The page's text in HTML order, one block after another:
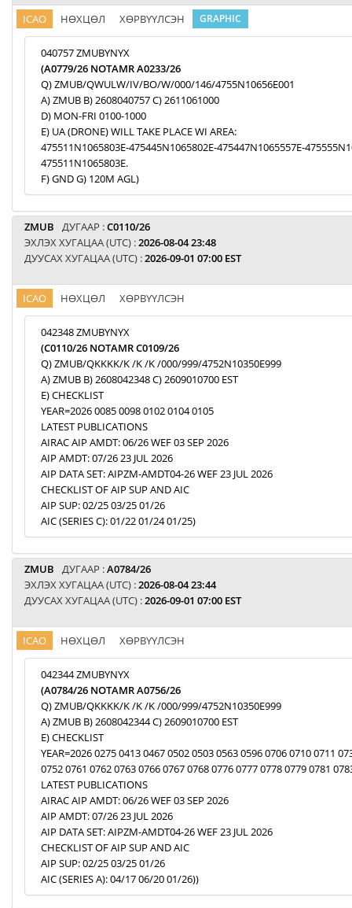
ICAO НӨХЦӨЛ ХӨРВҮҮЛСЭН GRAPHIC
040757 ZMUBYNYX
(A0779/26 NOTAMR A0233/26
Q) ZMUB/QWULW/IV/BO/W/000/146/4755N10656E001
A) ZMUB B) 2608040757 C) 2611061000
D) MON-FRI 0100-1000
E) UA (DRONE) WILL TAKE PLACE WI AREA:
475511N1065803E-475445N1065802E-475447N1065557E-
475511N1065803E.
F) GND G) 120M AGL)
ZMUB ДУГААР :C0110/26
ЭХЛЭХ ХУГАЦАА (UTC) :2026-08-04 23:48
ДУУСАХ ХУГАЦАА (UTC) :2026-09-01 07:00 EST
ICAO НӨХЦӨЛ ХӨРВҮҮЛСЭН
042348 ZMUBYNYX
(C0110/26 NOTAMR C0109/26
Q) ZMUB/QKKKK/K /K /K /000/999/4752N10350E999
A) ZMUB B) 2608042348 C) 2609010700 EST
E) CHECKLIST
YEAR=2026 0085 0098 0102 0104 0105
LATEST PUBLICATIONS
AIRAC AIP AMDT: 06/26 WEF 03 SEP 2026
AIP AMDT: 07/26 23 JUL 2026
AIP DATA SET: AIPZM-AMDT04-26 WEF 23 JUL 2026
CHECKLIST OF AIP SUP AND AIC
AIP SUP: 02/25 03/25 01/26
AIC (SERIES C): 01/22 01/24 01/25)
ZMUB ДУГААР :A0784/26
ЭХЛЭХ ХУГАЦАА (UTC) :2026-08-04 23:44
ДУУСАХ ХУГАЦАА (UTC) :2026-09-01 07:00 EST
ICAO НӨХЦӨЛ ХӨРВҮҮЛСЭН
042344 ZMUBYNYX
(A0784/26 NOTAMR A0756/26
Q) ZMUB/QKKKK/K /K /K /000/999/4752N10350E999
A) ZMUB B) 2608042344 C) 2609010700 EST
E) CHECKLIST
YEAR=2026 0275 0413 0467 0502 0503 0563 0596 0706 0710 0711
0752 0761 0762 0763 0766 0767 0768 0776 0777 0778 0779 0781
LATEST PUBLICATIONS
AIRAC AIP AMDT: 06/26 WEF 03 SEP 2026
AIP AMDT: 07/26 23 JUL 2026
AIP DATA SET: AIPZM-AMDT04-26 WEF 23 JUL 2026
CHECKLIST OF AIP SUP AND AIC
AIP SUP: 02/25 03/25 01/26
AIC (SERIES A): 04/17 06/20 01/26))